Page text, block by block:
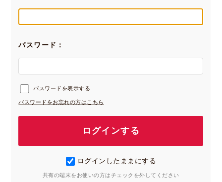
パスワード：
パスワードを表示する
パスワードをお忘れの方はこちら
ログインしたままにする
共有の端末をお使いの方はチェックを外してください